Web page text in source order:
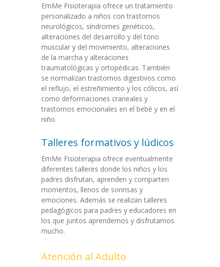
EmMe Fisioterapia ofrece un tratamiento
personalizado a niños con trastornos
neurológicos, síndromes genéticos,
alteraciones del desarrollo y del tono
muscular y del movimiento, alteraciones
de la marcha y alteraciones
traumatológicas y ortopédicas. También
se normalizan trastornos digestivos como
el reflujo, el estreñimiento y los cólicos, así
como deformaciones craneales y
trastornos emocionales en el bebé y en el
niño.
Talleres formativos y lúdicos
EmMe Fisioterapia ofrece eventualmente
diferentes talleres donde los niños y los
padres disfrutan, aprenden y comparten
momentos, llenos de sonrisas y
emociones. Además se realizan talleres
pedagógicos para padres y educadores en
los que juntos aprendemos y disfrutamos
mucho.
Atención al Adulto